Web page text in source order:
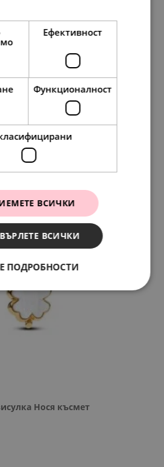
успя
Нося късмет
Ефективност
Функционалност
ВСИЧКИ
ВСИЧКИ
ПОДРОБНОСТИ